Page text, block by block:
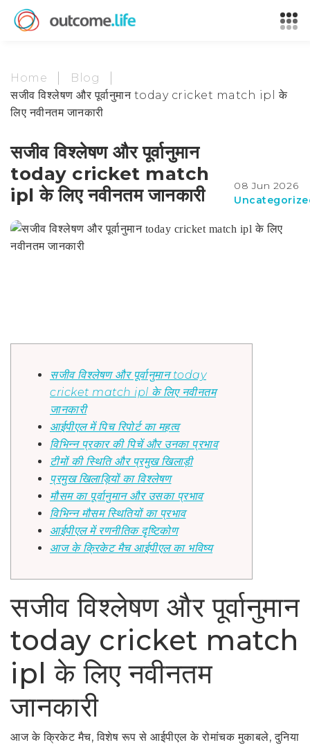
Home
Blog
सजीव विश्लेषण और पूर्वानुमान today cricket match ipl के
लिए नवीनतम जानकारी
सजीव विश्लेषण और पूर्वानुमान
today cricket match
ipl के लिए नवीनतम जानकारी
08 Jun 2026
सजीव विश्लेषण और पूर्वानुमान today
cricket match ipl के लिए नवीनतम
जानकारी
आईपीएल में पिच रिपोर्ट का महत्व
विभिन्न प्रकार की पिचें और उनका प्रभाव
टीमों की स्थिति और प्रमुख खिलाड़ी
प्रमुख खिलाड़ियों का विश्लेषण
मौसम का पूर्वानुमान और उसका प्रभाव
विभिन्न मौसम स्थितियों का प्रभाव
आईपीएल में रणनीतिक दृष्टिकोण
आज के क्रिकेट मैच आईपीएल का भविष्य
सजीव विश्लेषण और पूर्वानुमान
today cricket match
ipl के लिए नवीनतम
जानकारी
आज के क्रिकेट मैच, विशेष रूप से आईपीएल के रोमांचक मुकाबले, दुनिया